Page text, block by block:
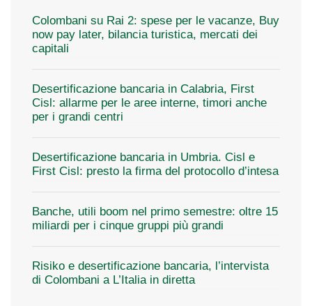
Colombani su Rai 2: spese per le vacanze, Buy
now pay later, bilancia turistica, mercati dei
capitali
Desertificazione bancaria in Calabria, First
Cisl: allarme per le aree interne, timori anche
per i grandi centri
Desertificazione bancaria in Umbria. Cisl e
First Cisl: presto la firma del protocollo d’intesa
Banche, utili boom nel primo semestre: oltre 15
miliardi per i cinque gruppi più grandi
Risiko e desertificazione bancaria, l’intervista
di Colombani a L’Italia in diretta